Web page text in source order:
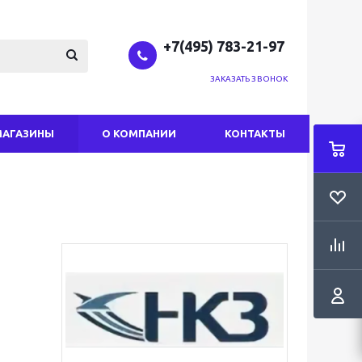
+7(495) 783-21-97
ЗАКАЗАТЬ ЗВОНОК
О КОМПАНИИ КОНТАКТЫ